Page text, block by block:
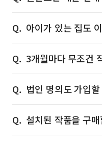
아이가 있는 집도
3개월마다 무조건
법인 명의도 가입
설치된 작품을 구